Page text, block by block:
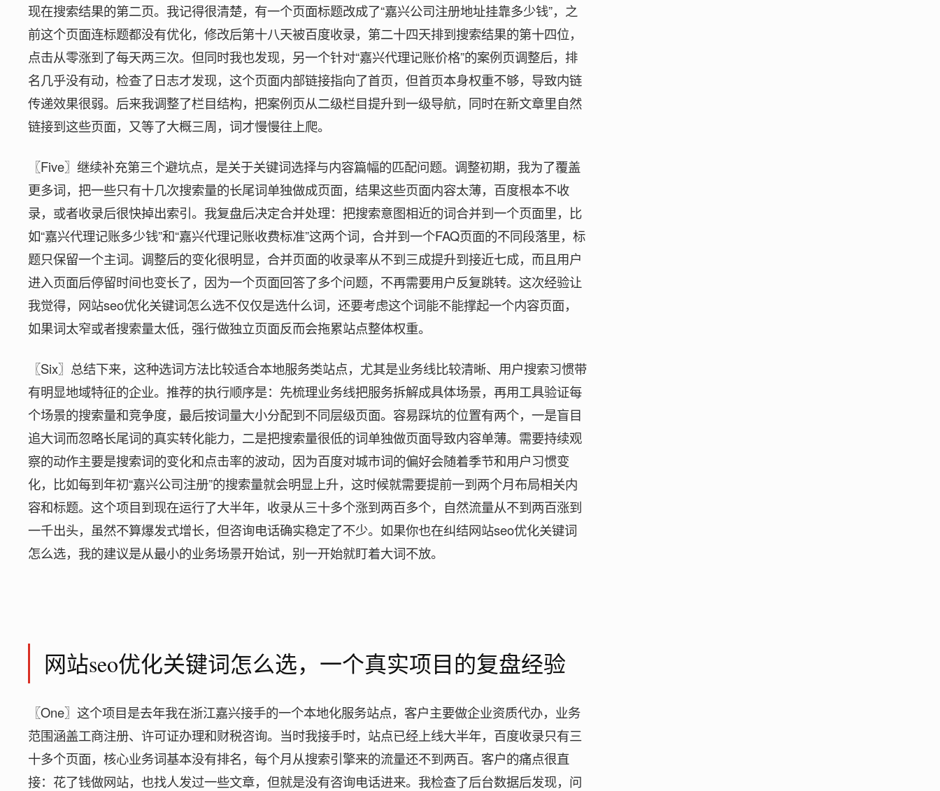
现在搜索结果的第二页。我记得很清楚，有一个页面标题改成了“嘉兴公司注册地址挂靠多少钱”，之
前这个页面连标题都没有优化，修改后第十八天被百度收录，第二十四天排到搜索结果的第十四位，
点击从零涨到了每天两三次。但同时我也发现，另一个针对“嘉兴代理记账价格”的案例页调整后，排
名几乎没有动，检查了日志才发现，这个页面内部链接指向了首页，但首页本身权重不够，导致内链
传递效果很弱。后来我调整了栏目结构，把案例页从二级栏目提升到一级导航，同时在新文章里自然
链接到这些页面，又等了大概三周，词才慢慢往上爬。
〖Five〗继续补充第三个避坑点，是关于关键词选择与内容篇幅的匹配问题。调整初期，我为了覆盖
更多词，把一些只有十几次搜索量的长尾词单独做成页面，结果这些页面内容太薄，百度根本不收
录，或者收录后很快掉出索引。我复盘后决定合并处理：把搜索意图相近的词合并到一个页面里，比
如“嘉兴代理记账多少钱”和“嘉兴代理记账收费标准”这两个词，合并到一个FAQ页面的不同段落里，标
题只保留一个主词。调整后的变化很明显，合并页面的收录率从不到三成提升到接近七成，而且用户
进入页面后停留时间也变长了，因为一个页面回答了多个问题，不再需要用户反复跳转。这次经验让
我觉得，网站seo优化关键词怎么选不仅仅是选什么词，还要考虑这个词能不能撑起一个内容页面，
如果词太窄或者搜索量太低，强行做独立页面反而会拖累站点整体权重。
〖Six〗总结下来，这种选词方法比较适合本地服务类站点，尤其是业务线比较清晰、用户搜索习惯带
有明显地域特征的企业。推荐的执行顺序是：先梳理业务线把服务拆解成具体场景，再用工具验证每
个场景的搜索量和竞争度，最后按词量大小分配到不同层级页面。容易踩坑的位置有两个，一是盲目
追大词而忽略长尾词的真实转化能力，二是把搜索量很低的词单独做页面导致内容单薄。需要持续观
察的动作主要是搜索词的变化和点击率的波动，因为百度对城市词的偏好会随着季节和用户习惯变
化，比如每到年初“嘉兴公司注册”的搜索量就会明显上升，这时候就需要提前一到两个月布局相关内
容和标题。这个项目到现在运行了大半年，收录从三十多个涨到两百多个，自然流量从不到两百涨到
一千出头，虽然不算爆发式增长，但咨询电话确实稳定了不少。如果你也在纠结网站seo优化关键词
怎么选，我的建议是从最小的业务场景开始试，别一开始就盯着大词不放。
网站seo优化关键词怎么选，一个真实项目的复盘经验
〖One〗这个项目是去年我在浙江嘉兴接手的一个本地化服务站点，客户主要做企业资质代办，业务
范围涵盖工商注册、许可证办理和财税咨询。当时我接手时，站点已经上线大半年，百度收录只有三
十多个页面，核心业务词基本没有排名，每个月从搜索引擎来的流量还不到两百。客户的痛点很直
接：花了钱做网站，也找人发过一些文章，但就是没有咨询电话进来。我检查了后台数据后发现，问